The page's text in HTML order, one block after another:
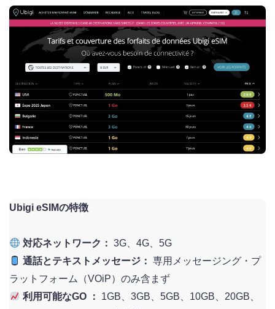
Ubigi eSIMの特徴
対応ネットワーク： 3G、4G、5G
通話とテキストメッセージ： 専用メッセージング・プ
ラットフォーム（VOiP）のみ含まず
利用可能なGO ：
1GB、3GB、5GB、10GB、20GB、